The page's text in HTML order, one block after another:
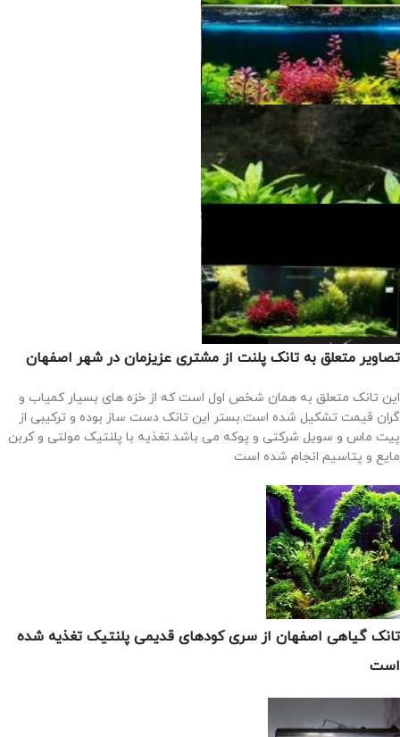
تصاویر متعلق به تانک پلنت از مشتری عزیزمان در شهر اصفهان
این تانک متعلق به همان شخص اول است که از خزه های بسیار کمیاب و
گران قیمت تشکیل شده است.بستر این تانک دست ساز بوده و ترکیبی از
پیت ماس و سویل شرکتی و پوکه می باشد.تغذیه با پلنتیک مولتی و کربن
مایع و پتاسیم انجام شده است
تانک گیاهی اصفهان از سری کودهای قدیمی پلنتیک تغذیه شده
است